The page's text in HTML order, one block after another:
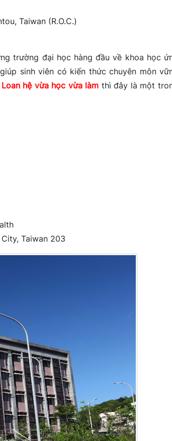
Taiwan (R.O.C.)
trường đại học hàng đầu về khoa học
sinh viên có kiến thức chuyên môn
hệ vừa học vừa làm thì đây là một
Taiwan 203